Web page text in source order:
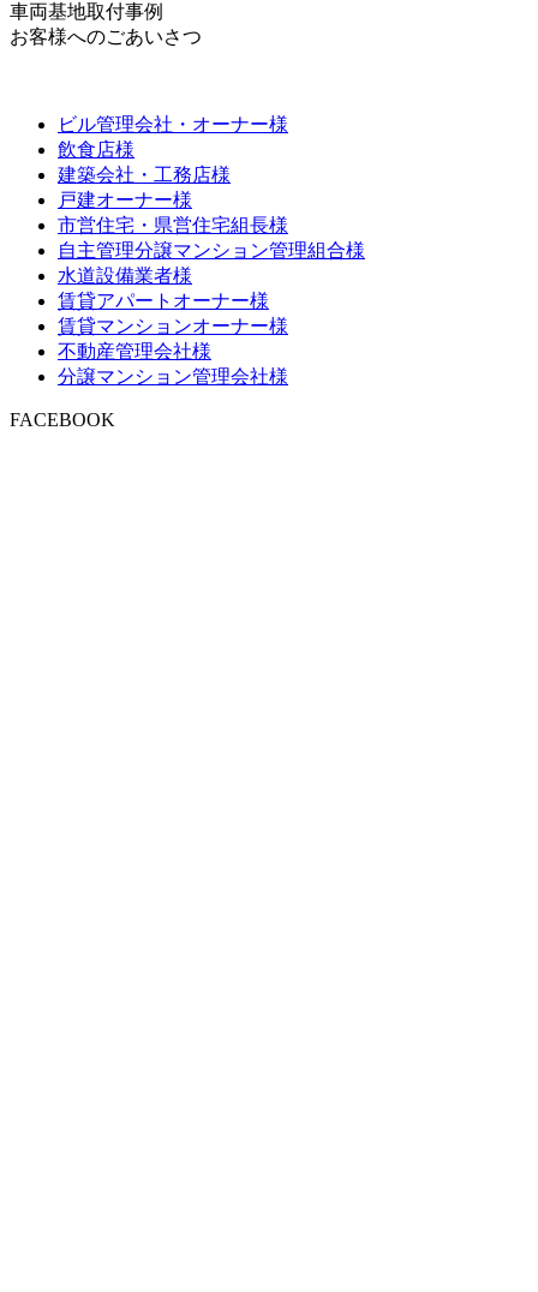
車両基地取付事例
お客様へのごあいさつ
ビル管理会社・オーナー様
飲食店様
建築会社・工務店様
戸建オーナー様
市営住宅・県営住宅組長様
自主管理分譲マンション管理組合様
水道設備業者様
賃貸アパートオーナー様
賃貸マンションオーナー様
不動産管理会社様
分譲マンション管理会社様
FACEBOOK